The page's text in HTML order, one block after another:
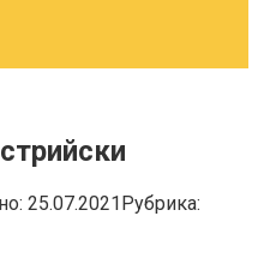
25.07.2021Рубрика: